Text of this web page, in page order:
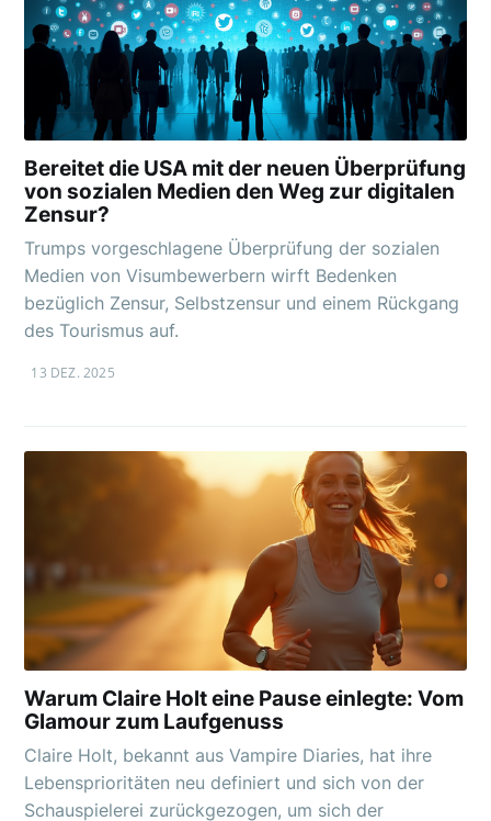
Bereitet die USA mit der neuen Überprüfung
von sozialen Medien den Weg zur digitalen
Zensur?
Trumps vorgeschlagene Überprüfung der sozialen
Medien von Visumbewerbern wirft Bedenken
bezüglich Zensur, Selbstzensur und einem Rückgang
des Tourismus auf.
13 DEZ. 2025
Warum Claire Holt eine Pause einlegte: Vom
Glamour zum Laufgenuss
Claire Holt, bekannt aus Vampire Diaries, hat ihre
Lebensprioritäten neu definiert und sich von der
Schauspielerei zurückgezogen, um sich der